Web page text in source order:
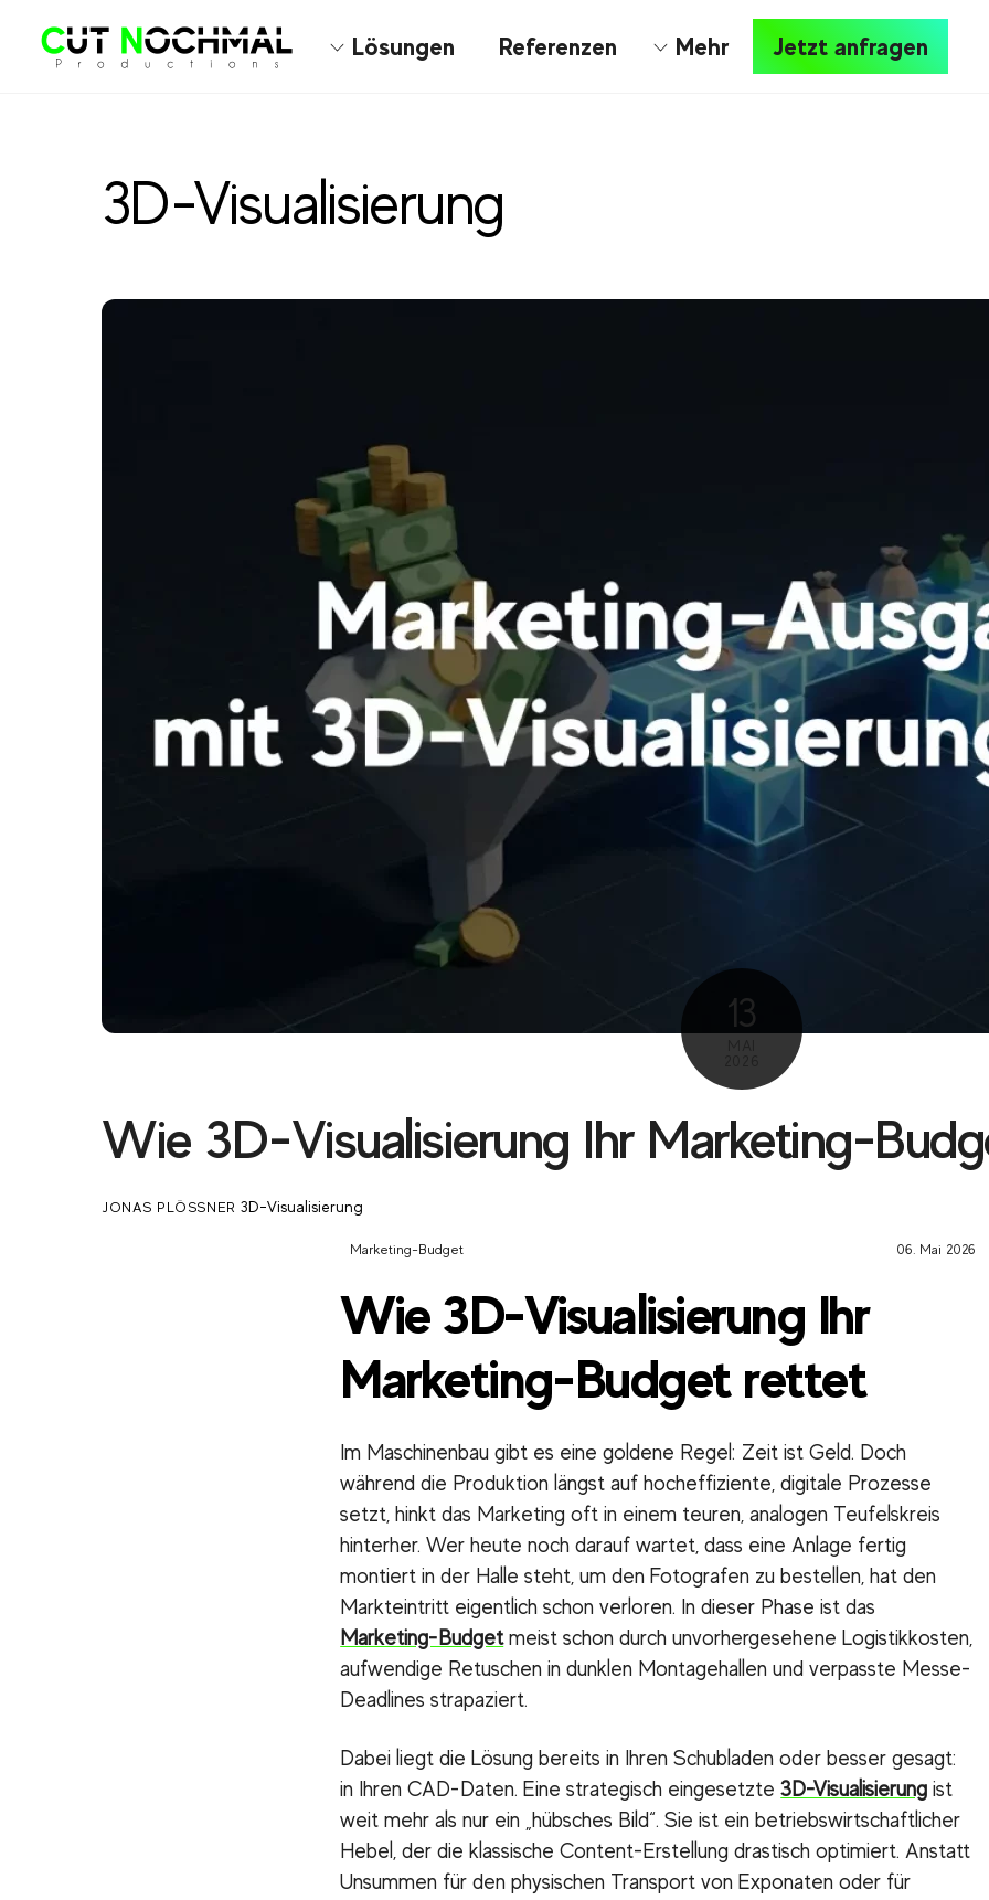
content
Lösungen Referenzen Mehr Jetzt anfragen
3D-Visualisierung
13
Wie 3D-Visualisierung Ihr Marketing-
JONAS PLÖSSNER 3D-Visualisierung
Marketing-Budget 06. Mai 2026
Wie 3D-Visualisierung Ihr
Marketing-Budget rettet
Im Maschinenbau gibt es eine goldene Regel: Zeit ist Geld. Doch
während die Produktion längst auf hocheffiziente, digitale Prozesse
setzt, hinkt das Marketing oft in einem teuren, analogen Teufelskreis
hinterher. Wer heute noch darauf wartet, dass eine Anlage fertig
montiert in der Halle steht, um den Fotografen zu bestellen, hat den
Markteintritt eigentlich schon verloren. In dieser Phase ist das
Marketing-Budgetmeist schon durch unvorhergesehene Logistikkosten,
aufwendige Retuschen in dunklen Montagehallen und verpasste Messe-
Deadlines strapaziert.
Dabei liegt die Lösung bereits in Ihren Schubladen oder besser gesagt:
in Ihren CAD-Daten. Eine strategisch eingesetzte3D-Visualisierung ist
weit mehr als nur ein „hübsches Bild“. Sie ist ein betriebswirtschaftlicher
Hebel, der die klassische Content-Erstellung drastisch optimiert. Anstatt
Unsummen für den physischen Transport von Exponaten oder für